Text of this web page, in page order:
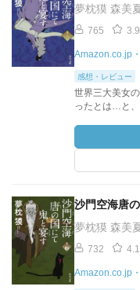
夢枕獏 森美
765
Amazon.co.jp
感想・レビュー
世界三大美女
ったとは…と
沙門空海唐
夢枕獏 森美
732
Amazon.co.jp